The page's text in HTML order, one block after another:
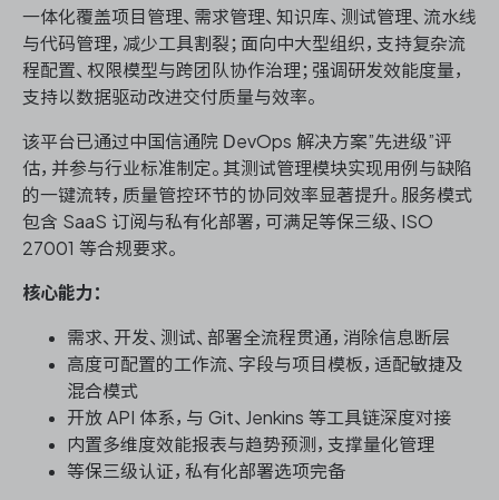
一体化覆盖项目管理、需求管理、知识库、测试管理、流水线
与代码管理，减少工具割裂；面向中大型组织，支持复杂流
程配置、权限模型与跨团队协作治理；强调研发效能度量，
支持以数据驱动改进交付质量与效率。
该平台已通过中国信通院 DevOps 解决方案”先进级”评
估，并参与行业标准制定。其测试管理模块实现用例与缺陷
的一键流转，质量管控环节的协同效率显著提升。服务模式
包含 SaaS 订阅与私有化部署，可满足等保三级、ISO
27001 等合规要求。
核心能力：
需求、开发、测试、部署全流程贯通，消除信息断层
高度可配置的工作流、字段与项目模板，适配敏捷及
混合模式
开放 API 体系，与 Git、Jenkins 等工具链深度对接
内置多维度效能报表与趋势预测，支撑量化管理
等保三级认证，私有化部署选项完备